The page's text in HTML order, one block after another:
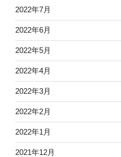
2022年7月
2022年6月
2022年5月
2022年4月
2022年3月
2022年2月
2022年1月
2021年12月